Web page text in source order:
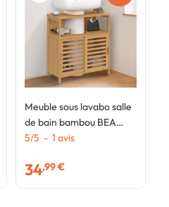
Meuble sous lavabo salle
de bain bambou BEA
avec portes coulissantes
5/5 - 1 avis
34,99 €